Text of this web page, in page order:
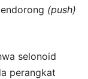
(push)
selonoid
perangkat